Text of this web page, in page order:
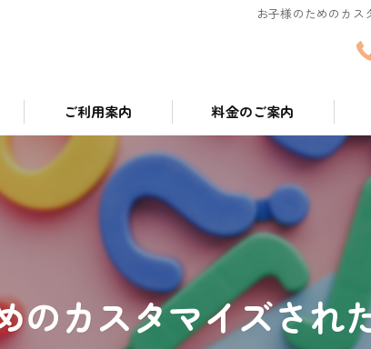
お子様のためのカス
ご利用案内 料金のご案内
のカスタマイズされ